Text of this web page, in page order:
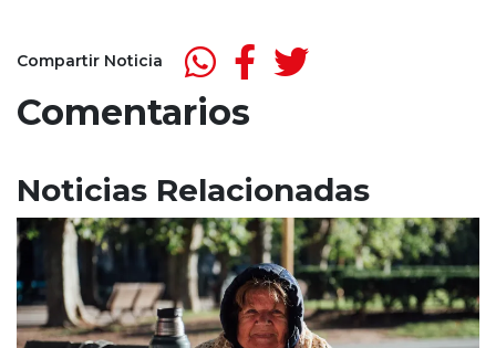
Compartir Noticia
Comentarios
Noticias Relacionadas